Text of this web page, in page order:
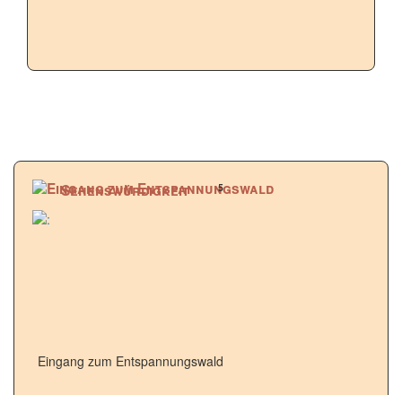
Sehenswürdigkeit 5
Eingang zum Entspannungswald